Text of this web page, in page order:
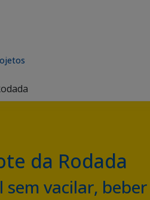
da Rodada
sem vacilar,